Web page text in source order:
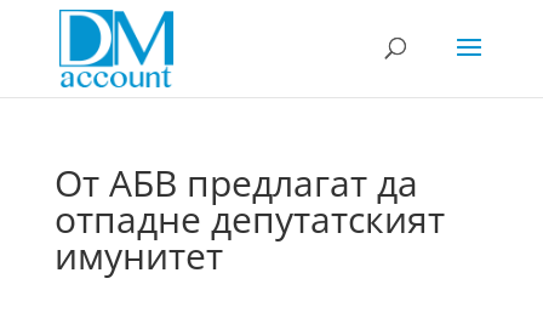
От АБВ предлагат да
отпадне депутатският
имунитет